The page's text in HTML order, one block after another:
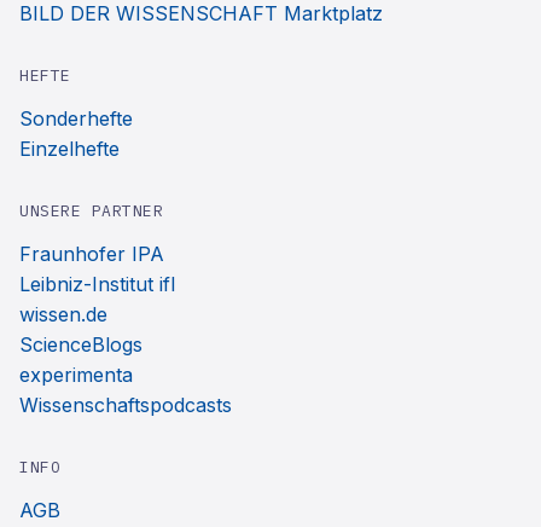
BILD DER WISSENSCHAFT Marktplatz
HEFTE
Sonderhefte
Einzelhefte
UNSERE PARTNER
Fraunhofer IPA
Leibniz-Institut ifl
wissen.de
ScienceBlogs
experimenta
Wissenschaftspodcasts
INFO
AGB